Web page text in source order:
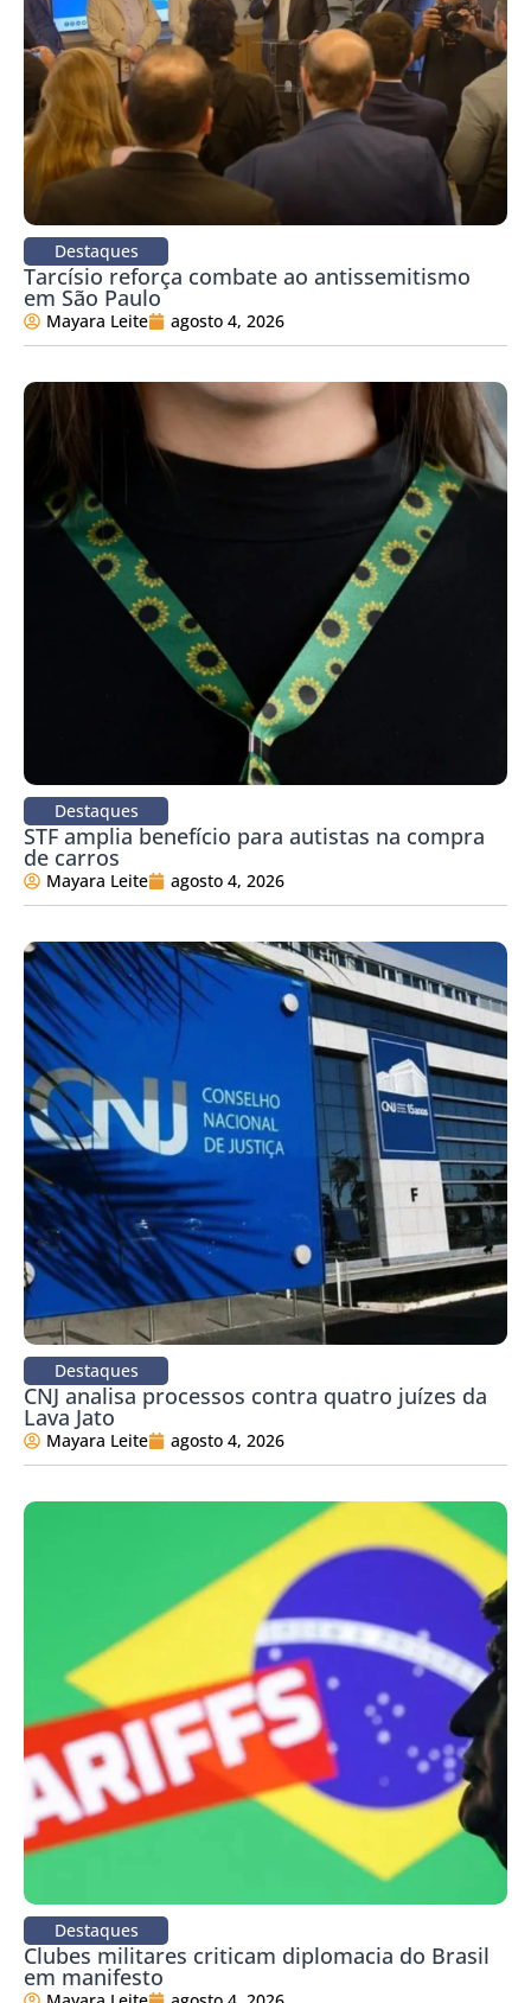
Destaques
Tarcísio reforça combate ao antissemitismo
em São Paulo
Mayara Leite agosto 4, 2026
Destaques
STF amplia benefício para autistas na compra
de carros
Mayara Leite agosto 4, 2026
Destaques
CNJ analisa processos contra quatro juízes da
Lava Jato
Mayara Leite agosto 4, 2026
Destaques
Clubes militares criticam diplomacia do Brasil
em manifesto